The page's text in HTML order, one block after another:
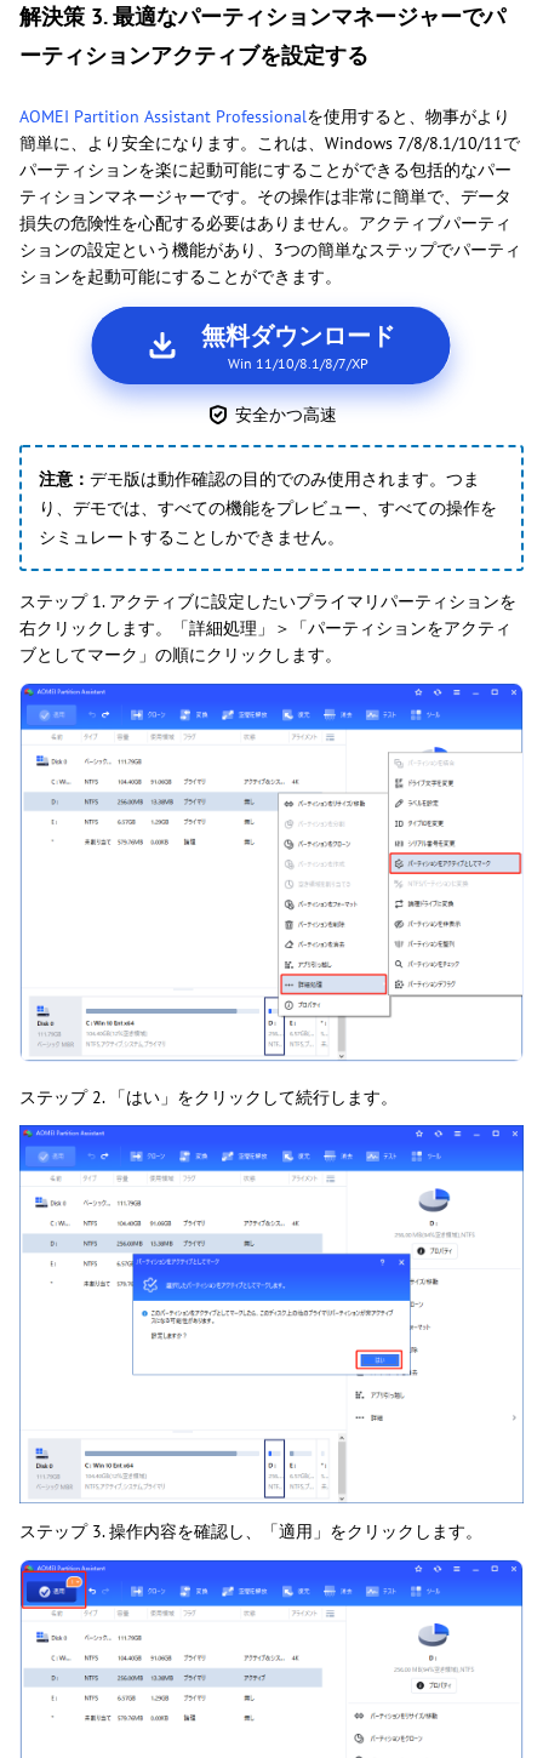
解決策 3. 最適なパーティションマネージャーでパ
ーティションアクティブを設定する
AOMEI Partition Assistant Professionalを使用すると、物事がより
簡単に、より安全になります。これは、Windows 7/8/8.1/10/11で
パーティションを楽に起動可能にすることができる包括的なパー
ティションマネージャーです。その操作は非常に簡単で、データ
損失の危険性を心配する必要はありません。アクティブパーティ
ションの設定という機能があり、3つの簡単なステップでパーティ
ションを起動可能にすることができます。
無料ダウンロード
Win 11/10/8.1/8/7/XP
安全かつ高速
注意： デモ版は動作確認の目的でのみ使用されます。つま
り、デモでは、すべての機能をプレビュー、すべての操作を
シミュレートすることしかできません。
ステップ 1. アクティブに設定したいプライマリパーティションを
右クリックします。「詳細処理」＞「パーティションをアクティ
ブとしてマーク」の順にクリックします。
ステップ 2. 「はい」をクリックして続行します。
ステップ 3. 操作内容を確認し、「適用」をクリックします。